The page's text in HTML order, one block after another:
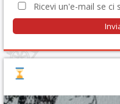
Ricevi un'e-mail se